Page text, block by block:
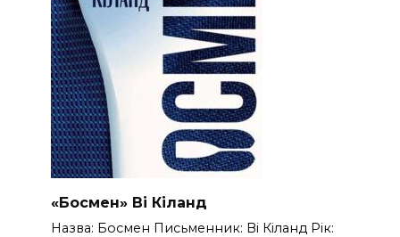
«Босмен» Ві Кіланд
Назва: Босмен Письменник: Ві Кіланд Рік: